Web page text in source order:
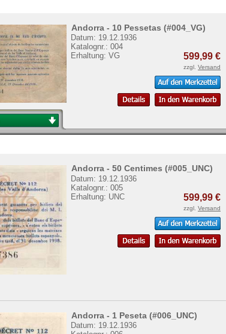
Andorra - 10 Pessetas (#004_VG)
Datum: 19.12.1936
Katalognr.: 004
Erhaltung: VG
599,99 €
zzgl. Versand
Andorra - 50 Centimes (#005_UNC)
Datum: 19.12.1936
Katalognr.: 005
Erhaltung: UNC
599,99 €
zzgl. Versand
Andorra - 1 Peseta (#006_UNC)
Datum: 19.12.1936